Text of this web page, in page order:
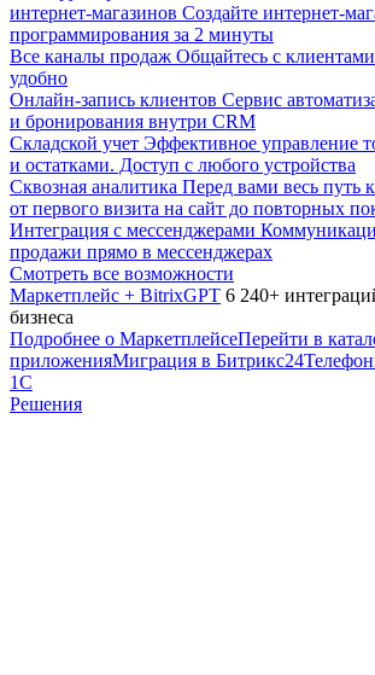
интернет-магазинов Создайте интернет-
программирования за 2 минуты
Все каналы продаж Общайтесь с
удобно
Онлайн-запись клиентов Сервис
и бронирования внутри CRM
Складской учет Эффективное управление
и остатками. Доступ с любого устройства
Сквозная аналитика Перед вами весь путь
от первого визита на сайт до повторных
Интеграция с мессенджерами
продажи прямо в мессенджерах
Смотреть все возможности
Маркетплейс + BitrixGPT 6 240+
бизнеса
Подробнее о МаркетплейсеПерейти в
приложенияМиграция в Битрикс24
1С
Решения